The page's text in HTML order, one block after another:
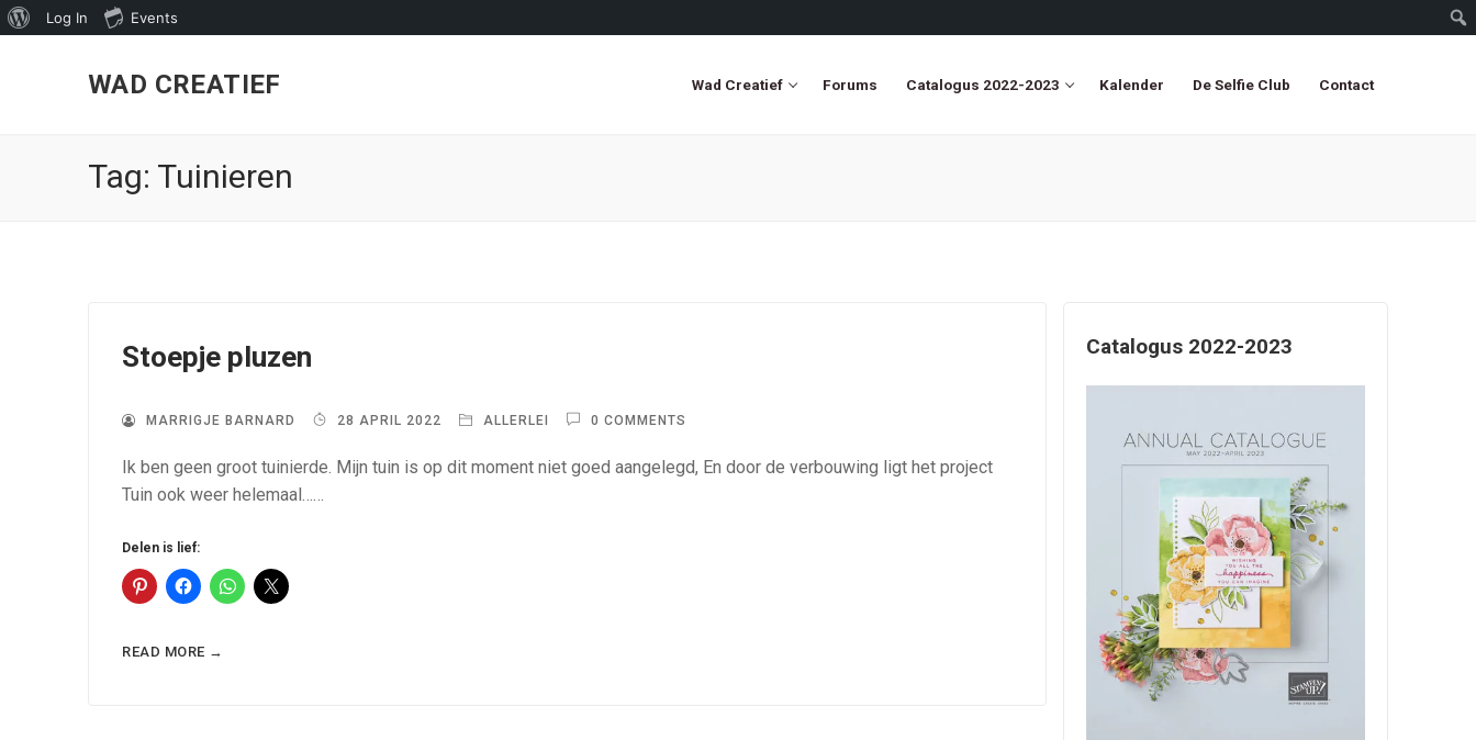
About
Log In Events
WAD CREATIEF Wad Creatief Forums Catalogus 2022-2023 Kalender De Selfie Club Contact
Tag: Tuinieren
Stoepje pluzen
MARRIGJE BARNARD 28 APRIL 2022 ALLERLEI 0 COMMENTS
Ik ben geen groot tuinierde. Mijn tuin is op dit moment niet goed aangelegd, En door de verbouwing ligt het project
Tuin ook weer helemaal……
Delen is lief:
READ MORE →
Catalogus 2022-2023